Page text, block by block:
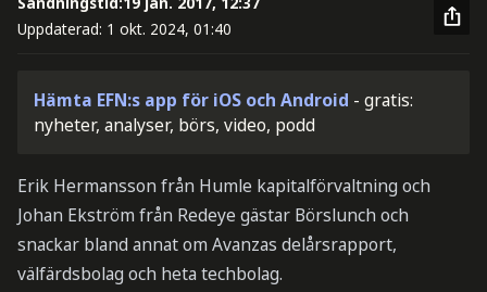
Uppdaterad: 1 okt. 2024, 01:40
Hämta EFN:s app för iOS och Android - gratis:
nyheter, analyser, börs, video, podd
Erik Hermansson från Humle kapitalförvaltning och
Johan Ekström från Redeye gästar Börslunch och
snackar bland annat om Avanzas delårsrapport,
välfärdsbolag och heta techbolag.